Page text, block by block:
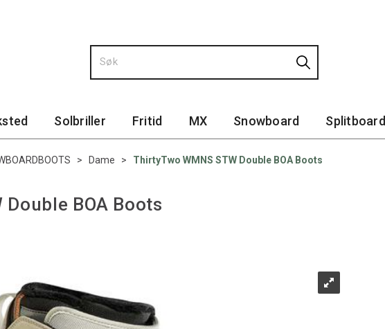
Solbriller Fritid MX Snowboard Splitboard
> Dame > ThirtyTwo WMNS STW Double BOA Boots
BOA Boots